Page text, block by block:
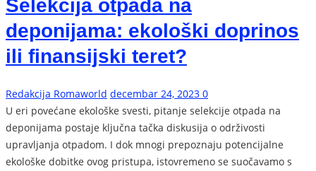
Selekcija otpada na
deponijama: ekološki doprinos
ili finansijski teret?
Redakcija Romaworld decembar 24, 2023 0
U eri povećane ekološke svesti, pitanje selekcije otpada na
deponijama postaje ključna tačka diskusija o održivosti
upravljanja otpadom. I dok mnogi prepoznaju potencijalne
ekološke dobitke ovog pristupa, istovremeno se suočavamo s